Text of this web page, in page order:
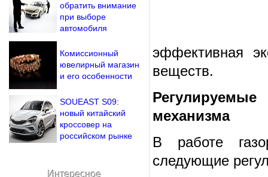
эффективная
веществ.
механизма
В работе
следующие
обратить внимание
при выборе
автомобиля
Комиссионный
ювелирный магазин
и его особенности
SOUEAST S09:
новый китайский
кроссовер на
российском рынке
Интересное